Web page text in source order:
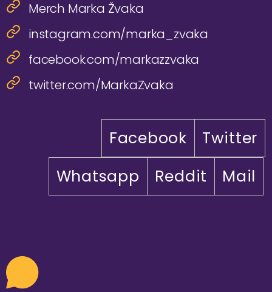
Merch Marka Žvaka
instagram.com/marka_zvaka
facebook.com/markazzvaka
twitter.com/MarkaZvaka
Facebook
Twitter
Whatsapp
Reddit Mail